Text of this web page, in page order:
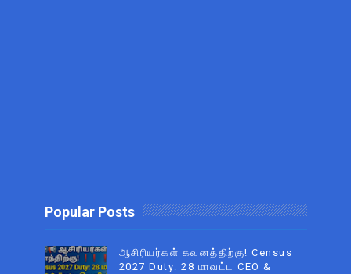
Popular Posts
ஆசிரியர்கள் கவனத்திற்கு! Census
2027 Duty: 28 மாவட்ட CEO &